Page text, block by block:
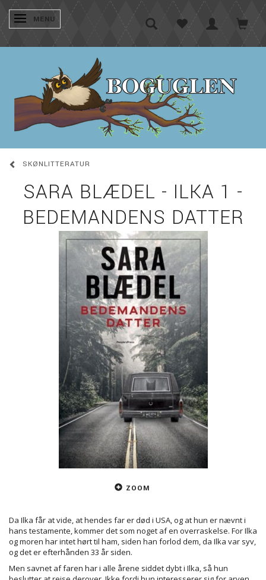
SKIFTE NAVIGATION
MENU
SKØNLITTERATUR
SARA BLÆDEL - ILKA 1 -
BEDEMANDENS DATTER
ZOOM
Da Ilka får at vide, at hendes far er død i USA, og at hun er nævnt i
hans testamente, kommer det som noget af en overraskelse. For Ilka
og moren har intet hørt til ham, siden han forlod dem, da Ilka var syv,
og det er efterhånden 33 år siden.
Men savnet af faren har i alle årene siddet dybt i Ilka, så hun